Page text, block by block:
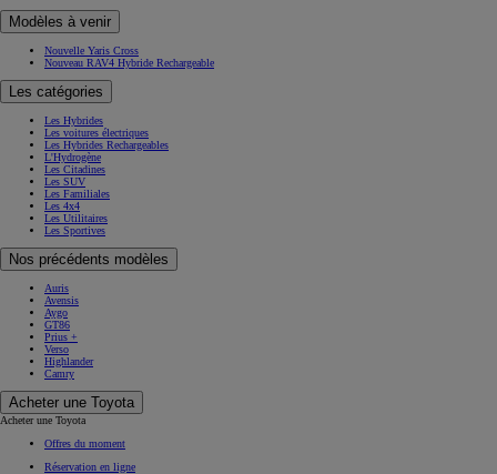
Modèles à venir
Nouvelle Yaris Cross
Nouveau RAV4 Hybride Rechargeable
Les catégories
Les Hybrides
Les voitures électriques
Les Hybrides Rechargeables
L'Hydrogène
Les Citadines
Les SUV
Les Familiales
Les 4x4
Les Utilitaires
Les Sportives
Nos précédents modèles
Auris
Avensis
Aygo
GT86
Prius +
Verso
Highlander
Camry
Acheter une Toyota
Acheter une Toyota
Offres du moment
Réservation en ligne